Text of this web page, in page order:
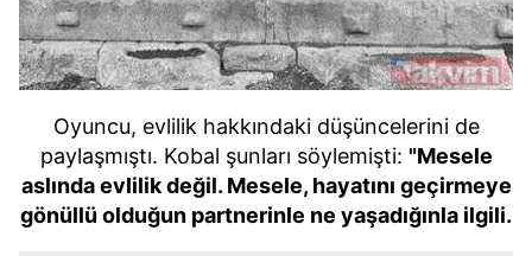
Oyuncu, evlilik hakkındaki düşüncelerini de
paylaşmıştı. Kobal şunları söylemişti: "Mesele
aslında evlilik değil. Mesele, hayatını geçirmeye
gönüllü olduğun partnerinle ne yaşadığınla ilgili.